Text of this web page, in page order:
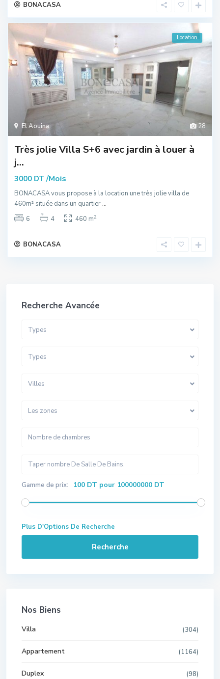
BONACASA
28
El Aouina
Location
Très jolie Villa S+6 avec jardin à louer à
j...
3000 DT /Mois
BONACASA vous propose à la location une très jolie villa de
460m² située dans un quartier...
6
4 460 m2
BONACASA
Recherche Avancée
Types
Types
Villes
Les zones
Gamme de prix: 100 DT pour 100000000 DT
Plus D'Options De Recherche
Recherche
Nos Biens
Villa (304)
Appartement (1164)
Duplex (98)